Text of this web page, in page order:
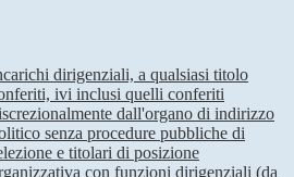
dirigenziali, a qualsiasi titolo
ivi inclusi quelli conferiti
dall'organo di indirizzo
senza procedure pubbliche di
e titolari di posizione
con funzioni dirigenziali (da